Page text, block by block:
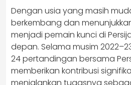
Dengan usia yang masih
berkembang dan
menjadi pemain kunci di
depan. Selama musim
24 pertandingan bersama
memberikan kontribusi